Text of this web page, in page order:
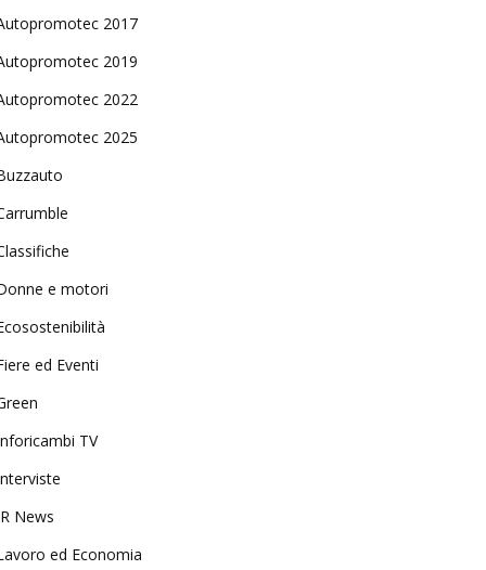
2017
2019
2022
2025
e motori
ed Eventi
TV
News
ed Economia